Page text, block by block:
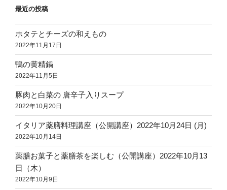
最近の投稿
ホタテとチーズの和えもの
2022年11月17日
鴨の黄精鍋
2022年11月5日
豚肉と白菜の 唐辛子入りスープ
2022年10月20日
イタリア薬膳料理講座（公開講座）2022年10月24日 (月)
2022年10月14日
薬膳お菓子と薬膳茶を楽しむ（公開講座）2022年10月13
日（木）
2022年10月9日